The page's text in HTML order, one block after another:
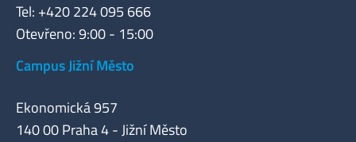
Tel: +420 224 095 666
Otevřeno: 9:00 - 15:00
Campus Jižní Město
Ekonomická 957
140 00 Praha 4 - Jižní Město